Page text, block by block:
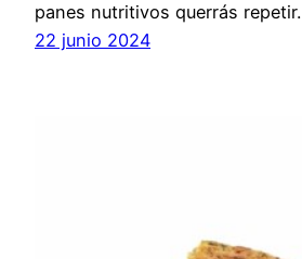
panes nutritivos querrás repetir.
22 junio 2024